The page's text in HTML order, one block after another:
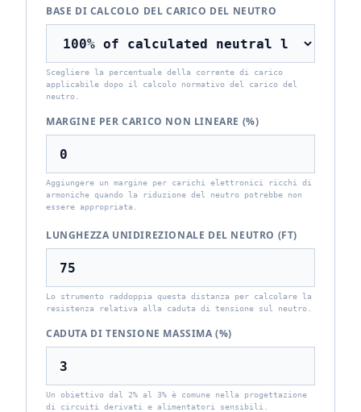
BASE DI CALCOLO DEL CARICO DEL NEUTRO
Scegliere la percentuale della corrente di carico
applicabile dopo il calcolo normativo del carico del
neutro.
MARGINE PER CARICO NON LINEARE (%)
Aggiungere un margine per carichi elettronici ricchi di
armoniche quando la riduzione del neutro potrebbe non
essere appropriata.
LUNGHEZZA UNIDIREZIONALE DEL NEUTRO (FT)
Lo strumento raddoppia questa distanza per calcolare la
resistenza relativa alla caduta di tensione sul neutro.
CADUTA DI TENSIONE MASSIMA (%)
Un obiettivo dal 2% al 3% è comune nella progettazione
di circuiti derivati e alimentatori sensibili.